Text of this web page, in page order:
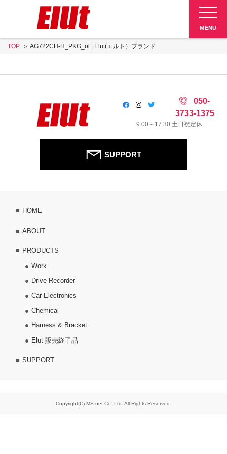
MENU
Elut 販売終了品
SUPPORT
TOP AG722CH-H_PKG_ol | Elut(エルト）ブランド
050-
3733-1375
9:00～17:30 土日祝定休
SUPPORT
HOME
ABOUT
PRODUCTS
Work
Drive Recorder
Car Electronics
Chemical
Harness & Bracket
Elut 販売終了品
SUPPORT
Copyright(C) MS net Co.,Ltd. All Rights Reserved.